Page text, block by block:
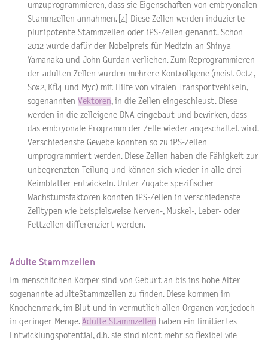
umzuprogrammieren, dass sie Eigenschaften von embryonalen
Stammzellen annahmen. [4] Diese Zellen werden induzierte
pluripotente Stammzellen oder iPS-Zellen genannt. Schon
2012 wurde dafür der Nobelpreis für Medizin an Shinya
Yamanaka und John Gurdan verliehen. Zum Reprogrammieren
der adulten Zellen wurden mehrere Kontrollgene (meist Oct4,
Sox2, Kfl4 und Myc) mit Hilfe von viralen Transportvehikeln,
sogenannten Vektoren, in die Zellen eingeschleust. Diese
werden in die zelleigene DNA eingebaut und bewirken, dass
das embryonale Programm der Zelle wieder angeschaltet wird.
Verschiedenste Gewebe konnten so zu iPS-Zellen
umprogrammiert werden. Diese Zellen haben die Fähigkeit zur
unbegrenzten Teilung und können sich wieder in alle drei
Keimblätter entwickeln. Unter Zugabe spezifischer
Wachstumsfaktoren konnten iPS-Zellen in verschiedenste
Zelltypen wie beispielsweise Nerven-, Muskel-, Leber- oder
Fettzellen differenziert werden.
Adulte Stammzellen
Im menschlichen Körper sind von Geburt an bis ins hohe Alter
sogenannte adulteStammzellen zu finden. Diese kommen im
Knochenmark, im Blut und in vermutlich allen Organen vor, jedoch
in geringer Menge. Adulte Stammzellen haben ein limitiertes
Entwicklungspotential, d.h. sie sind nicht mehr so flexibel wie